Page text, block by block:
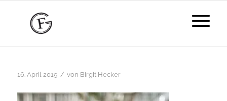
16. April 2019 / von Birgit Hecker